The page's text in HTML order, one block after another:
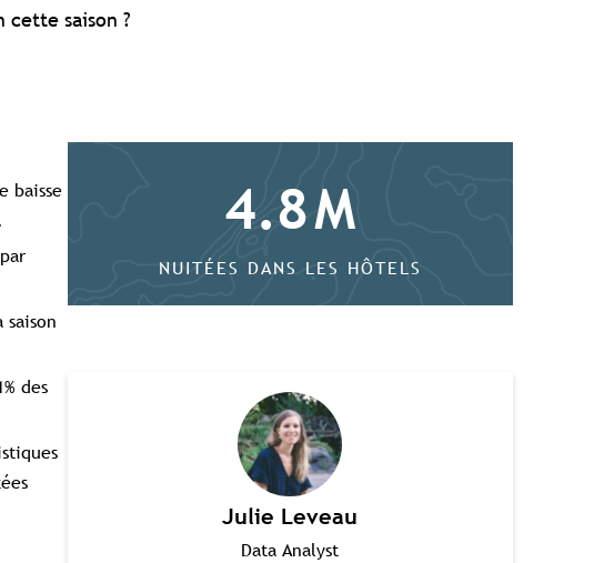
saison ?
baisse
des
4.8M
NUITÉES DANS LES HÔTELS
Julie Leveau
Data Analyst